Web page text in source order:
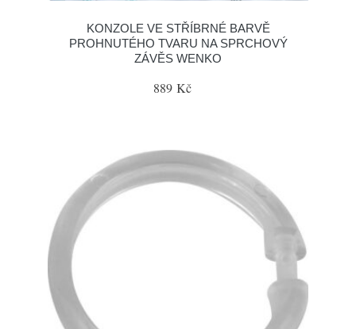
KONZOLE VE STŘÍBRNÉ BARVĚ
PROHNUTÉHO TVARU NA SPRCHOVÝ
ZÁVĚS WENKO
889 Kč